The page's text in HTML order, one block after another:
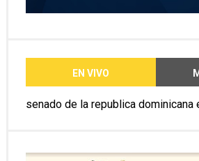
EN VIVO
senado de la republica dominicana